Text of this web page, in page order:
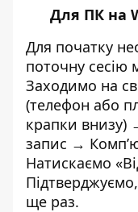
Для ПК на
Для початку
поточну сесію
Заходимо на
(телефон або
крапки внизу)
запис →
Натискаємо
ще раз.